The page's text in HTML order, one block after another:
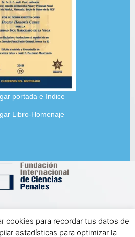
portada e índice
Libro-Homenaje
Política de Privacidad
cookies para recordar tus datos de
estadísticas para optimizar la